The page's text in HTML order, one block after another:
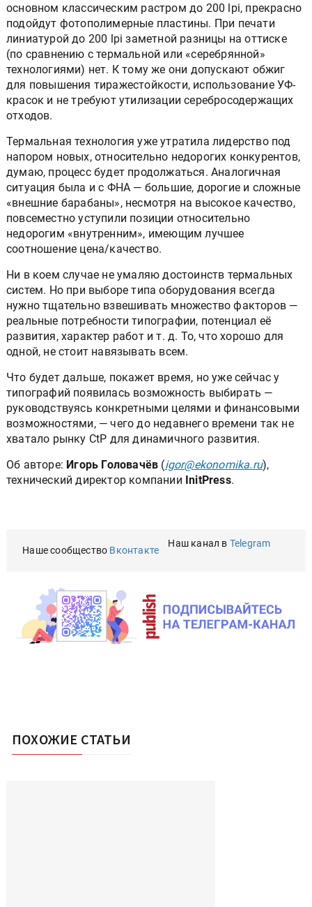
Для типографий, ориентированных на печать в
основном классическим растром до 200 lpi, прекрасно
подойдут фотополимерные пластины. При печати
линиатурой до 200 lpi заметной разницы на оттиске
(по сравнению с термальной или «серебрянной»
технологиями) нет. К тому же они допускают обжиг
для повышения тиражестойкости, использование УФ-
красок и не требуют утилизации серебросодержащих
Термальная технология уже утратила лидерство под
напором новых, относительно недорогих конкурентов,
думаю, процесс будет продолжаться. Аналогичная
ситуация была и с ФНА — большие, дорогие и сложные
«внешние барабаны», несмотря на высокое качество,
повсеместно уступили позиции относительно
недорогим «внутренним», имеющим лучшее
Ни в коем случае не умаляю достоинств термальных
систем. Но при выборе типа оборудования всегда
нужно тщательно взвешивать множество факторов —
реальные потребности типографии, потенциал её
развития, характер работ и т. д. То, что хорошо для
Что будет дальше, покажет время, но уже сейчас у
типографий появилась возможность выбирать —
руководствуясь конкретными целями и финансовыми
возможностями, — чего до недавнего времени так не
Об авторе:Игорь Головачёв(igor@ekonomika.ru
ПОХОЖИЕ СТАТЬИ